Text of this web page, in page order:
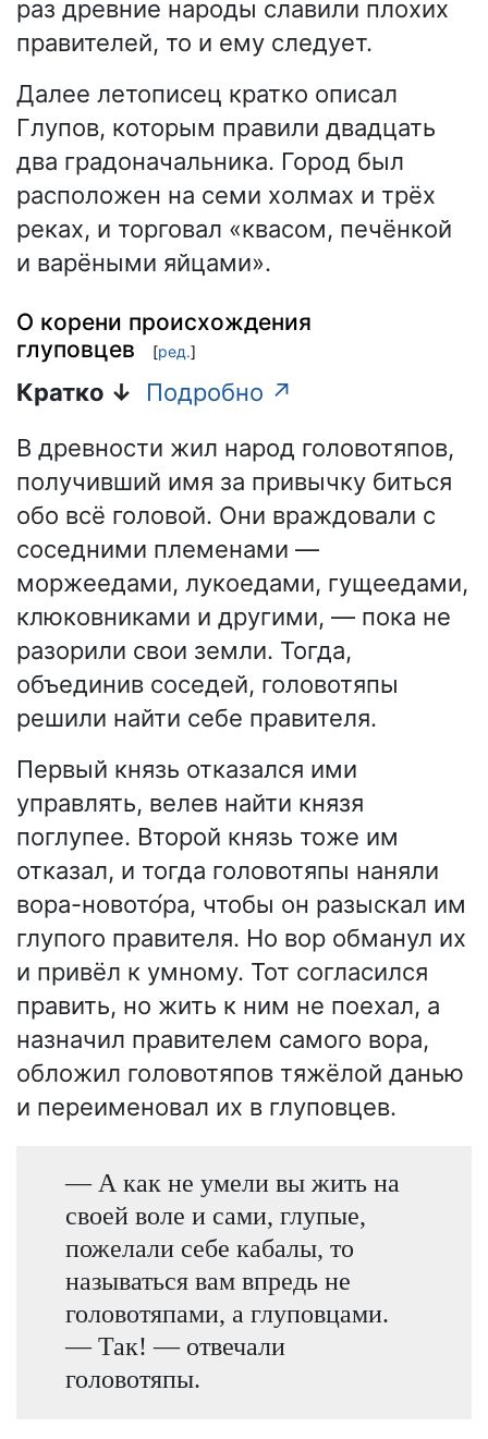
раз древние народы славили плохих
правителей, то и ему следует.
Далее летописец кратко описал
Глупов, которым правили двадцать
два градоначальника. Город был
расположен на семи холмах и трёх
реках, и торговал «квасом, печёнкой
и варёными яйцами».
О корени происхождения
глуповцев
[ред.]
Кратко ↓
Подробно ↗
В древности жил народ головотяпов,
получивший имя за привычку биться
обо всё головой. Они враждовали с
соседними племенами —
моржеедами, лукоедами, гущеедами,
клюковниками и другими, — пока не
разорили свои земли. Тогда,
объединив соседей, головотяпы
решили найти себе правителя.
Первый князь отказался ими
управлять, велев найти князя
поглупее. Второй князь тоже им
отказал, и тогда головотяпы наняли
вора-новото́ра, чтобы он разыскал им
глупого правителя. Но вор обманул их
и привёл к умному. Тот согласился
править, но жить к ним не поехал, а
назначил правителем самого вора,
обложил головотяпов тяжёлой данью
и переименовал их в глуповцев.
— А как не умели вы жить на
своей воле и сами, глупые,
пожелали себе кабалы, то
называться вам впредь не
головотяпами, а глуповцами.
— Так! — отвечали
головотяпы.